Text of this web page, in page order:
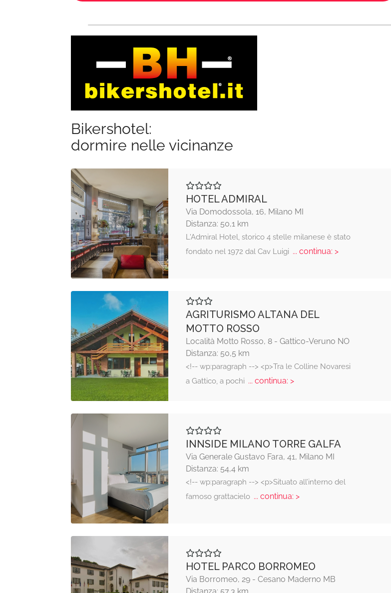
Bikershotel:
dormire nelle vicinanze
HOTEL ADMIRAL
Via Domodossola, 16, Milano MI
Distanza: 50,1 km
L'Admiral Hotel, storico 4 stelle milanese è stato
fondato nel 1972 dal Cav Luigi... continua: >
AGRITURISMO ALTANA DEL
MOTTO ROSSO
Località Motto Rosso, 8 - Gattico-Veruno NO
Distanza: 50,5 km
<!-- wp:paragraph --> <p>Tra le Colline Novaresi
a Gattico, a pochi... continua: >
INNSIDE MILANO TORRE GALFA
Via Generale Gustavo Fara, 41, Milano MI
Distanza: 54,4 km
<!-- wp:paragraph --> <p>Situato all’interno del
famoso grattacielo... continua: >
HOTEL PARCO BORROMEO
Via Borromeo, 29 - Cesano Maderno MB
Distanza: 57,3 km